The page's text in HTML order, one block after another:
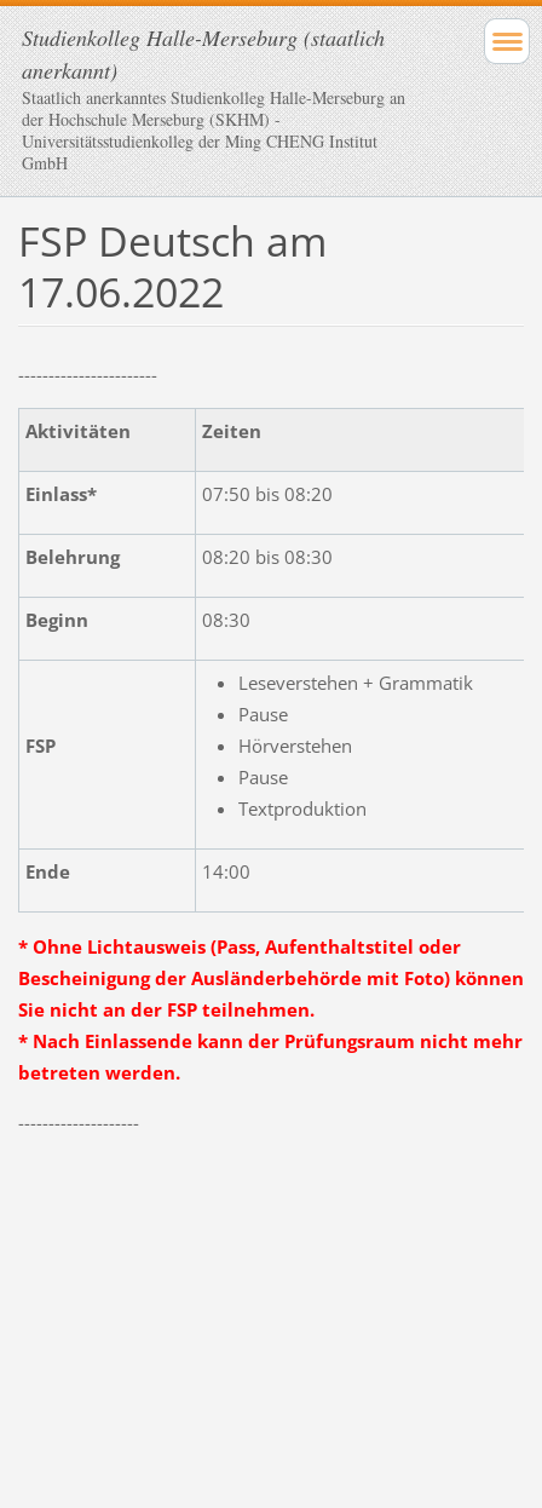
Studienkolleg Halle-Merseburg (staatlich
anerkannt)
Staatlich anerkanntes Studienkolleg Halle-Merseburg an
der Hochschule Merseburg (SKHM) -
Universitätsstudienkolleg der Ming CHENG Institut
GmbH
FSP Deutsch am
17.06.2022
-----------------------
Aktivitäten Zeiten
Einlass* 07:50 bis 08:20
Belehrung 08:20 bis 08:30
Beginn 08:30
FSP
Leseverstehen + Grammatik
Pause
Hörverstehen
Pause
Textproduktion
Ende 14:00
* Ohne Lichtausweis (Pass, Aufenthaltstitel oder
Bescheinigung der Ausländerbehörde mit Foto) können
Sie nicht an der FSP teilnehmen.
* Nach Einlassende kann der Prüfungsraum nicht mehr
betreten werden.
--------------------